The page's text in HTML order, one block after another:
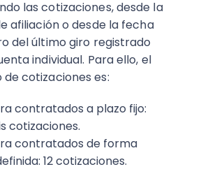
las cotizaciones, desde la
afiliación o desde la fecha
del último giro registrado
individual. Para ello, el
de cotizaciones es:
contratados a plazo fijo:
cotizaciones.
contratados de forma
12 cotizaciones.